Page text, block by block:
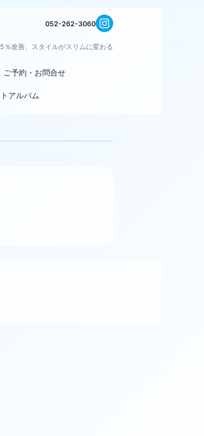
052-262-3060
％改善、スタイルがスリムに変わる
ご予約・お問合せ
アルバム